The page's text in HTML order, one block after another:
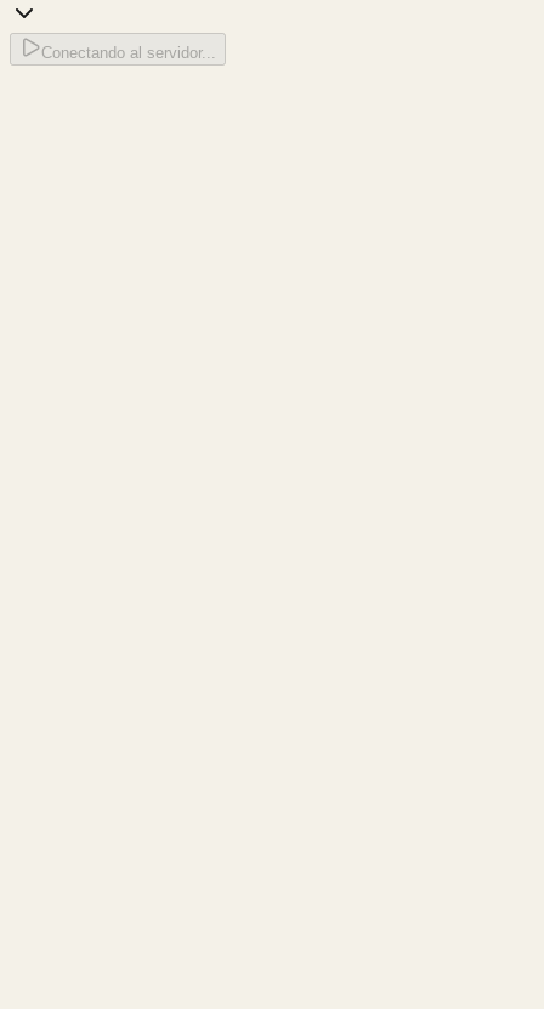
Conectando al servidor...